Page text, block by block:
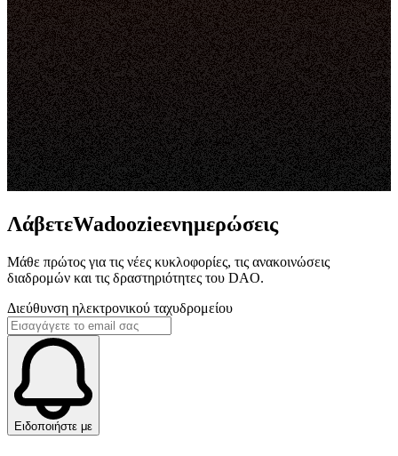
ΛάβετεWadoozieενημερώσεις
Μάθε πρώτος για τις νέες κυκλοφορίες, τις ανακοινώσεις
διαδρομών και τις δραστηριότητες του DAO.
Διεύθυνση ηλεκτρονικού ταχυδρομείου
Ειδοποιήστε με